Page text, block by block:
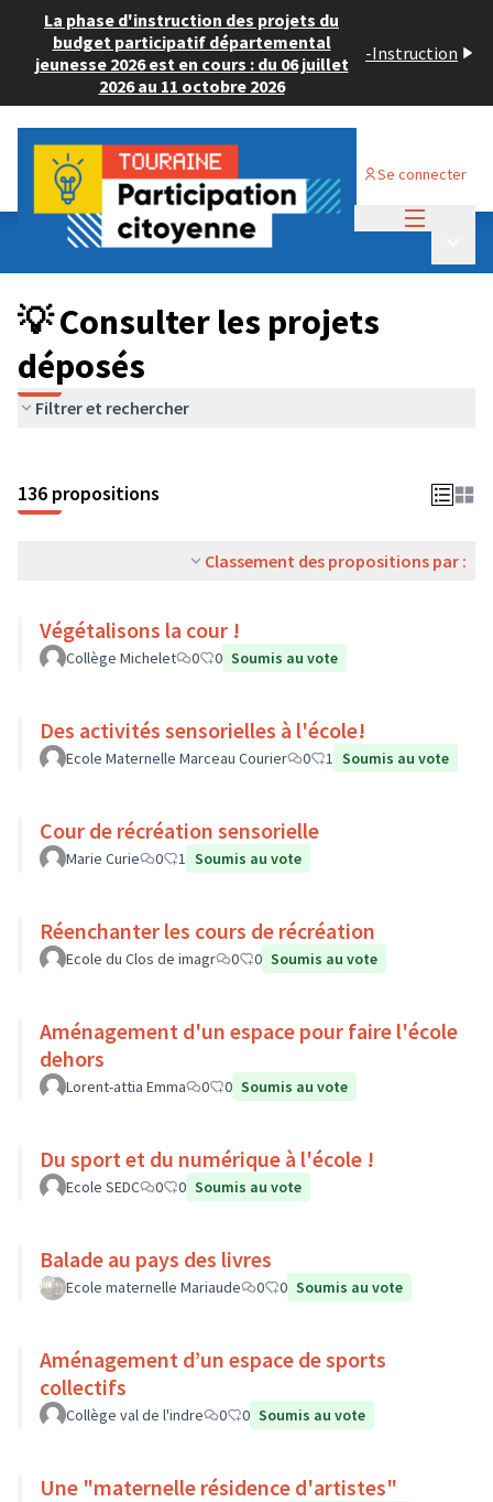
La phase d'instruction des projets du
budget participatif départemental
jeunesse 2026 est en cours : du 06 juillet
2026 au 11 octobre 2026
-Instruction
Se connecter
Budget Participatif JEUNESSE 2024
💡 Consulter les projets déposés
💡 Consulter les projets
déposés
Filtrer et rechercher
136 propositions
Classement des propositions par :
Végétalisons la cour !
Collège Michelet 0 0 Soumis au vote
Des activités sensorielles à l'école!
Ecole Maternelle Marceau Courier 0 1 Soumis au vote
Cour de récréation sensorielle
Marie Curie 0 1 Soumis au vote
Réenchanter les cours de récréation
Ecole du Clos de imagr 0 0 Soumis au vote
Aménagement d'un espace pour faire l'école
dehors
Lorent-attia Emma 0 0 Soumis au vote
Du sport et du numérique à l'école !
Ecole SEDC 0 0 Soumis au vote
Balade au pays des livres
Ecole maternelle Mariaude 0 0 Soumis au vote
Aménagement d’un espace de sports
collectifs
Collège val de l'indre 0 0 Soumis au vote
Une "maternelle résidence d'artistes"